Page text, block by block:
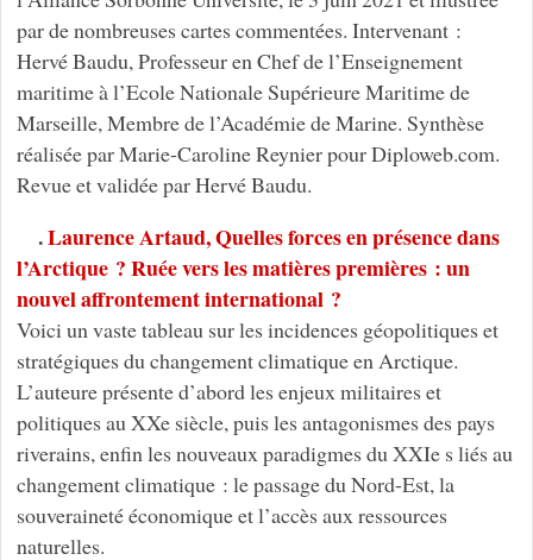
par de nombreuses cartes commentées. Intervenant :
Hervé Baudu, Professeur en Chef de l’Enseignement
maritime à l’Ecole Nationale Supérieure Maritime de
Marseille, Membre de l’Académie de Marine. Synthèse
réalisée par Marie-Caroline Reynier pour Diploweb.com.
Revue et validée par Hervé Baudu.
.Laurence Artaud, Quelles forces en présence dans
l’Arctique ? Ruée vers les matières premières : un
nouvel affrontement international ?
Voici un vaste tableau sur les incidences géopolitiques et
stratégiques du changement climatique en Arctique.
L’auteure présente d’abord les enjeux militaires et
politiques au XXe siècle, puis les antagonismes des pays
riverains, enfin les nouveaux paradigmes du XXIe s liés au
changement climatique : le passage du Nord-Est, la
souveraineté économique et l’accès aux ressources
naturelles.